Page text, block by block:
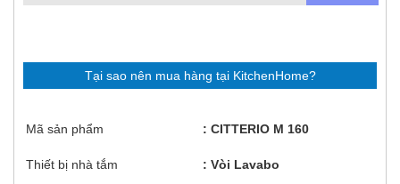
Tại sao nên mua hàng tại KitchenHome?
Mã sản phẩm CITTERIO M 160
Thiết bị nhà tắm Vòi Lavabo